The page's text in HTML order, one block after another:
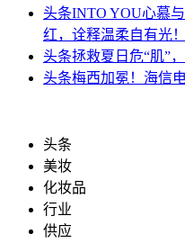
头条INTO YOU心慕
红，诠释温柔自有光！
头条拯救夏日危“肌”
头条梅西加冕！海信
头条
美妆
化妆品
行业
供应